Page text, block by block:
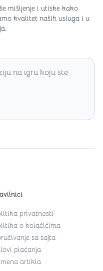
mišljenje i utiske kako
kvalitet naših usluga i u
na igru koju ste
privatnosti
o kolačićima
sa sajta
plaćanja
artikla